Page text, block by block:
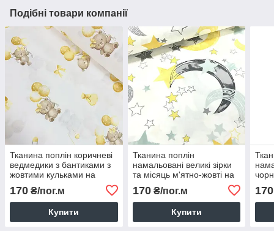
Подібні товари компанії
Тканина поплін коричневі
ведмедики з бантиками з
жовтими кульками на
білому (ТУРЦІЯ шир. 2,4
м) (R-FR-0867)
170 ₴/пог.м
Купити
Тканина поплін
намальовані великі зірки
та місяць м'ятно-жовті на
білому (ТУРЦІЯ шир. 2,4
м) (R-S-0421)
170₴/пог.м
Купити
170